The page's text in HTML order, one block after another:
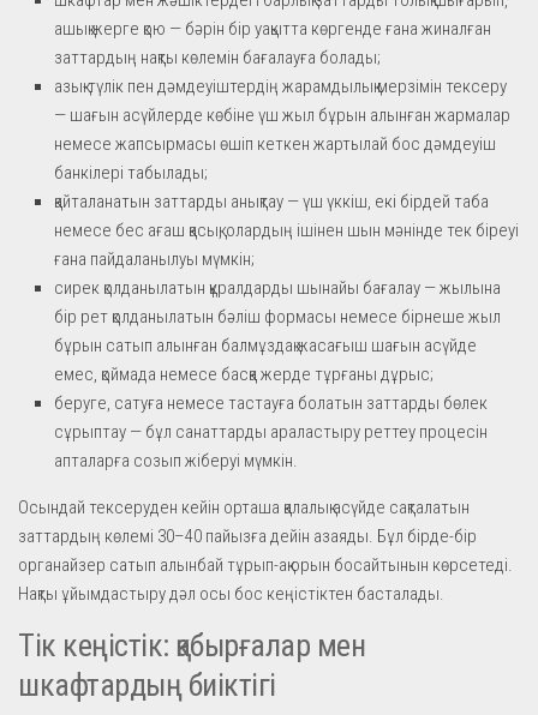
ашық жерге қою — бәрін бір уақытта көргенде ғана жиналған
заттардың нақты көлемін бағалауға болады;
азық-түлік пен дәмдеуіштердің жарамдылық мерзімін тексеру
— шағын асүйлерде көбіне үш жыл бұрын алынған жармалар
немесе жапсырмасы өшіп кеткен жартылай бос дәмдеуіш
банкілері табылады;
қайталанатын заттарды анықтау — үш үккіш, екі бірдей таба
немесе бес ағаш қасық, олардың ішінен шын мәнінде тек біреуі
ғана пайдаланылуы мүмкін;
сирек қолданылатын құралдарды шынайы бағалау — жылына
бір рет қолданылатын бәліш формасы немесе бірнеше жыл
бұрын сатып алынған балмұздақ жасағыш шағын асүйде
емес, қоймада немесе басқа жерде тұрғаны дұрыс;
беруге, сатуға немесе тастауға болатын заттарды бөлек
сұрыптау — бұл санаттарды араластыру реттеу процесін
апталарға созып жіберуі мүмкін.
Осындай тексеруден кейін орташа қалалық асүйде сақталатын
заттардың көлемі 30–40 пайызға дейін азаяды. Бұл бірде-бір
органайзер сатып алынбай тұрып-ақ орын босайтынын көрсетеді.
Нақты ұйымдастыру дәл осы бос кеңістіктен басталады.
Тік кеңістік: қабырғалар мен
шкафтардың биіктігі